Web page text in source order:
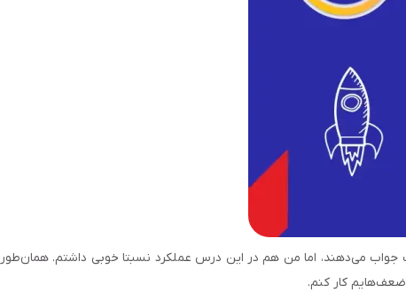
جواب می‌دهند، اما من هم در این درس عملکرد نسبتا خوبی داشتم. همان‌طور
کار کنم.